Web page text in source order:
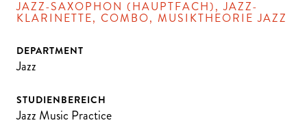
JAZZ-SAXOPHON (HAUPTFACH), JAZZ-
KLARINETTE, COMBO, MUSIKTHEORIE JAZZ
DEPARTMENT
Jazz
STUDIENBEREICH
Jazz Music Practice